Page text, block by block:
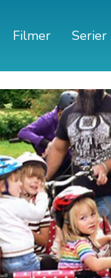
Filmer Serier